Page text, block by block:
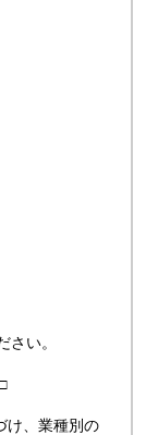
さい。
け、業種別の